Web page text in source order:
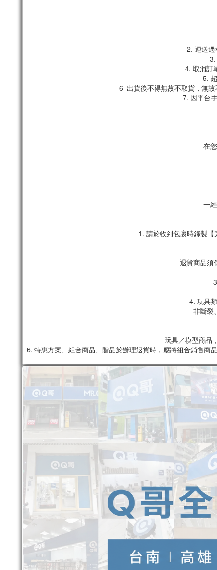
2. 運送過
3.
4. 取消訂
5.
6. 出貨後不得無故不取貨，無
7. 因平台
在
一
1. 請於收到包裹時錄製
退貨商品須
4. 玩具
非斷裂
玩具／模型商品
6. 特惠方案、組合商品、贈品於辦理退貨時，應將組合銷售商